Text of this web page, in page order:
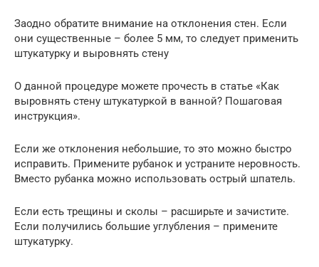
Заодно обратите внимание на отклонения стен. Если
они существенные – более 5 мм, то следует применить
штукатурку и выровнять стену
О данной процедуре можете прочесть в статье «Как
выровнять стену штукатуркой в ванной? Пошаговая
инструкция».
Если же отклонения небольшие, то это можно быстро
исправить. Примените рубанок и устраните неровность.
Вместо рубанка можно использовать острый шпатель.
Если есть трещины и сколы – расширьте и зачистите.
Если получились большие углубления – примените
штукатурку.